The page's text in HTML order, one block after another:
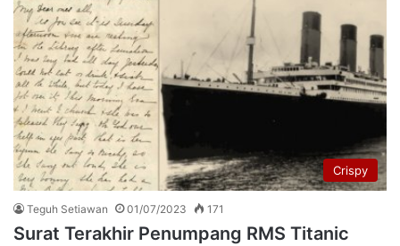
Crispy
Teguh Setiawan 01/07/2023 171
Surat Terakhir Penumpang RMS Titanic